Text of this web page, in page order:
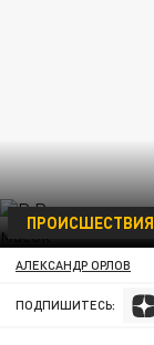
ПРОИСШЕСТВИЯ
АЛЕКСАНДР ОРЛОВ
ПОДПИШИТЕСЬ: